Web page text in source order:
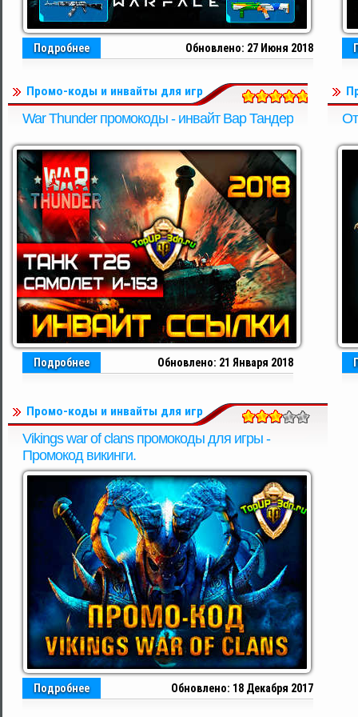
Обновлено: 27 Июня 2018
Подробнее
Промо-коды и инвайты для игр
War Thunder промокоды - инвайт Вар Тандер
Обновлено: 21 Января 2018
Подробнее
Промо-коды и инвайты для игр
Vikings war of clans промокоды для игры -
Промокод викинги.
Обновлено: 18 Декабря 2017
Подробнее